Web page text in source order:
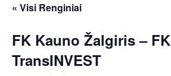
« Visi Renginiai
FK Kauno Žalgiris – FK
TransINVEST